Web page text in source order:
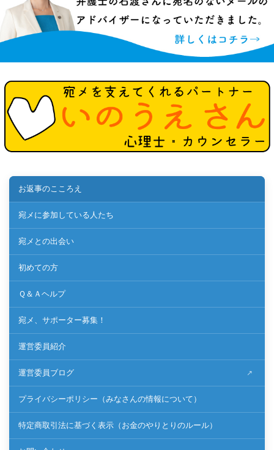
お返事のこころえ
宛メに参加している人たち
宛メとの出会い
初めての方
Ｑ＆Ａヘルプ
宛メ、サポーター募集！
運営委員紹介
運営委員ブログ
プライバシーポリシー（みなさんの情報について）
特定商取引法に基づく表示（お金のやりとりのルール）